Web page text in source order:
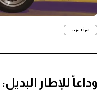
اقرأ المزيد
وداعاً للإطار